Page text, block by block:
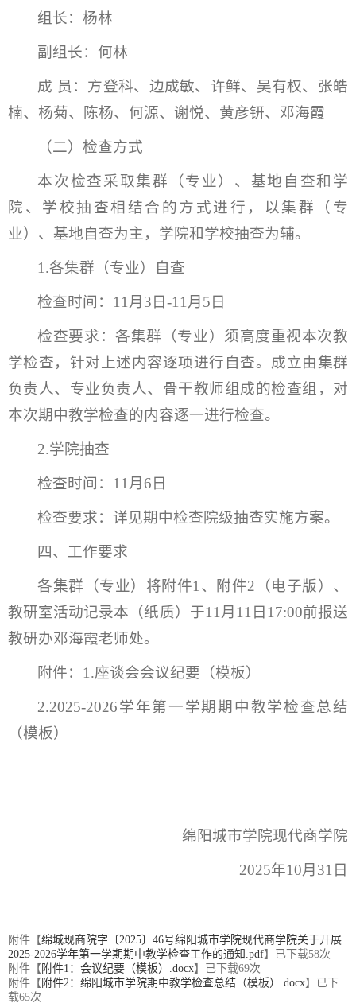
组长：杨林
副组长：何林
成 员：方登科、边成敏、许鲜、吴有权、张皓
楠、杨菊、陈杨、何源、谢悦、黄彦钘、邓海霞
（二）检查方式
本次检查采取集群（专业）、基地自查和学
院、学校抽查相结合的方式进行，以集群（专
业）、基地自查为主，学院和学校抽查为辅。
1.各集群（专业）自查
检查时间：11月3日-11月5日
检查要求：各集群（专业）须高度重视本次教
学检查，针对上述内容逐项进行自查。成立由集群
负责人、专业负责人、骨干教师组成的检查组，对
本次期中教学检查的内容逐一进行检查。
2.学院抽查
检查时间：11月6日
检查要求：详见期中检查院级抽查实施方案。
四、工作要求
各集群（专业）将附件1、附件2（电子版）、
教研室活动记录本（纸质）于11月11日17:00前报送
教研办邓海霞老师处。
附件：1.座谈会会议纪要（模板）
2.2025-2026学年第一学期期中教学检查总结
（模板）
绵阳城市学院现代商学院
2025年10月31日
附件【绵城现商院字〔2025〕46号绵阳城市学院现代商学院关于开展
2025-2026学年第一学期期中教学检查工作的通知.pdf】已下载58次
附件【 附件1：会议纪要（模板）.docx】已下载69次
附件【 附件2：绵阳城市学院期中教学检查总结（模板）.docx】已下
载65次